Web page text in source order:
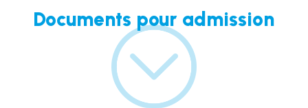
Documents pour admission